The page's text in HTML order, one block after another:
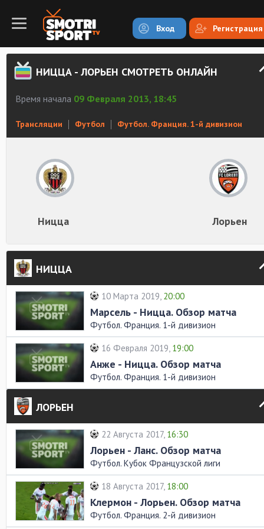
Вход Регистрация
НИЦЦА - ЛОРЬЕН СМОТРЕТЬ ОНЛАЙН
Время начала 09 Февраля 2013, 18:45
Трансляции Футбол Футбол. Франция. 1-й дивизион
Ницца Лорьен
НИЦЦА
10 Марта 2019, 20:00
Марсель - Ницца. Обзор матча
Футбол. Франция. 1-й дивизион
16 Февраля 2019, 19:00
Анже - Ницца. Обзор матча
Футбол. Франция. 1-й дивизион
ЛОРЬЕН
22 Августа 2017, 16:30
Лорьен - Ланс. Обзор матча
Футбол. Кубок Французской лиги
18 Августа 2017, 18:00
Клермон - Лорьен. Обзор матча
Футбол. Франция. 2-й дивизион